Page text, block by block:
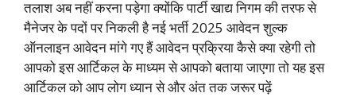
तलाश अब नहीं करना पड़ेगा क्योंकि पार्टी खाद्य निगम की तरफ से
मैनेजर के पदों पर निकली है नई भर्ती 2025 आवेदन शुल्क
ऑनलाइन आवेदन मांगे गए हैं आवेदन प्रक्रिया कैसे क्या रहेगी तो
आपको इस आर्टिकल के माध्यम से आपको बताया जाएगा तो यह इस
आर्टिकल को आप लोग ध्यान से और अंत तक जरूर पढ़ें